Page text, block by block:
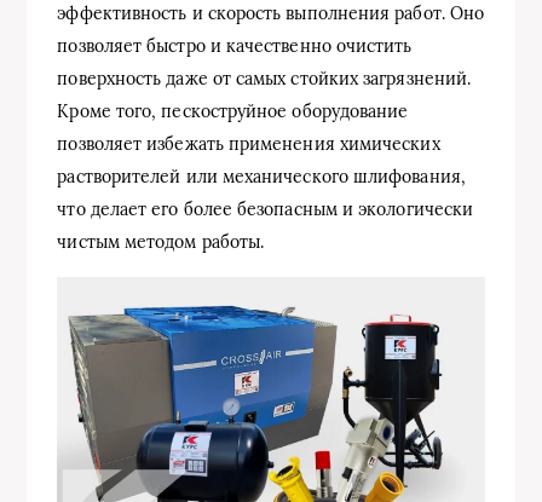
эффективность и скорость выполнения работ. Оно
позволяет быстро и качественно очистить
поверхность даже от самых стойких загрязнений.
Кроме того, пескоструйное оборудование
позволяет избежать применения химических
растворителей или механического шлифования,
что делает его более безопасным и экологически
чистым методом работы.